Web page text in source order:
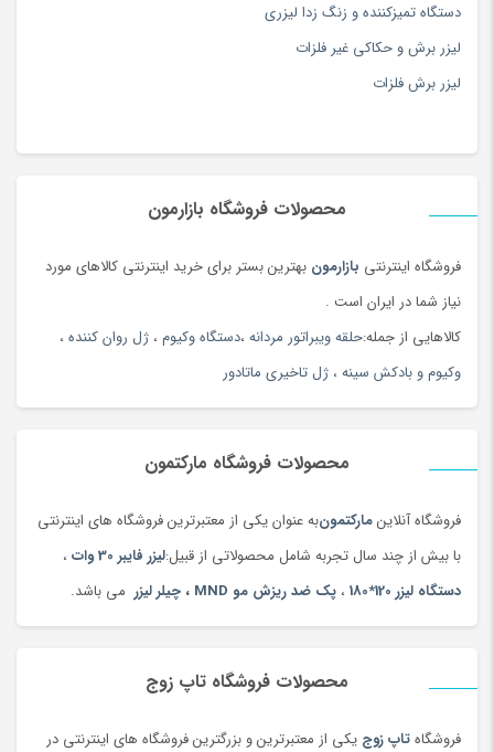
دستگاه تمیزکننده و زنگ زدا لیزری
لیزر برش و حکاکی غیر فلزات
لیزر برش فلزات
محصولات فروشگاه بازارمون
فروشگاه اینترنتی بازارمون بهترین بستر برای خرید اینترنتی کالاهای مورد
نیاز شما در ایران است .
کالاهایی از جمله:حلقه ویبراتور مردانه ،دستگاه وکیوم ، ژل روان کننده ،
وکیوم و بادکش سینه ، ژل تاخیری ماتادور
محصولات فروشگاه مارکتمون
فروشگاه آنلاینمارکتمونبه عنوان یکی از معتبرترین فروشگاه های اینترنتی
با بیش از چند سال تجربه شامل محصولاتی از قبیل:لیزر فایبر 30 وات
،
دستگاه لیزر 120*180
، پک ضد ریزش مو MND ، چیلر لیزر می باشد.
محصولات فروشگاه تاپ زوج
فروشگاهتاپ زوج یکی از معتبرترین و بزرگترین فروشگاه های اینترنتی در